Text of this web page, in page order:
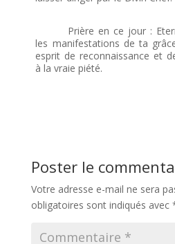
Prière en ce jour :
les manifestations de ta
esprit de reconnaissance et
à la vraie piété.
Poster le
Votre adresse e-mail ne sera
obligatoires sont indiqués avec